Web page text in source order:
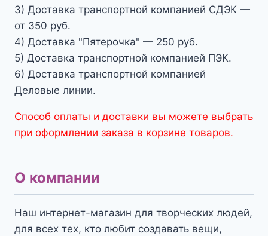
3) Доставка транспортной компанией СДЭК —
от 350 руб.
4) Доставка "Пятерочка" — 250 руб.
5) Доставка транспортной компанией ПЭК.
6) Доставка транспортной компанией
Деловые линии.
Способ оплаты и доставки вы можете выбрать
при оформлении заказа в корзине товаров.
О компании
Наш интернет-магазин для творческих людей,
для всех тех, кто любит создавать вещи,